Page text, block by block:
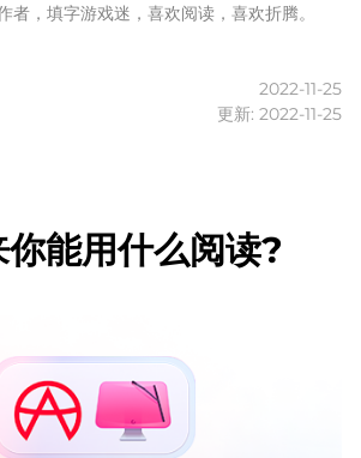
者，填字游戏迷，喜欢阅读，喜欢折腾。
2022-11-25
更新: 2022-11-25
能用什么阅读?